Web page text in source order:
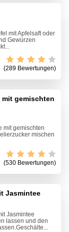
mit Apfelsaft oder
Gewürzen
(289 Bewertungen)
mit gemischten
mit gemischten
mischen
(530 Bewertungen)
Jasmintee
Jasmintee
lassen und den